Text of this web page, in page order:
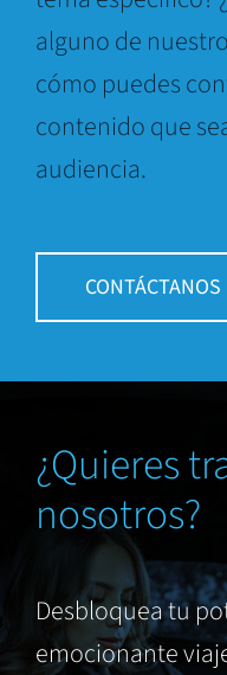
alguno de
cómo puedes
contenido que
audiencia.
CONTÁCTANOS
¿Quieres
nosotros?
Desbloquea tu
emocionante